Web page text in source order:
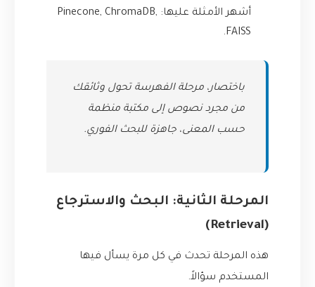
أشهر الأمثلة عليها: Pinecone, ChromaDB,
FAISS.
باختصار، مرحلة الفهرسة تحول وثائقك
من مجرد نصوص إلى مكتبة منظمة
حسب المعنى، جاهزة للبحث الفوري.
المرحلة الثانية: البحث والاسترجاع
(Retrieval)
هذه المرحلة تحدث في كل مرة يسأل فيها
المستخدم سؤالاً.